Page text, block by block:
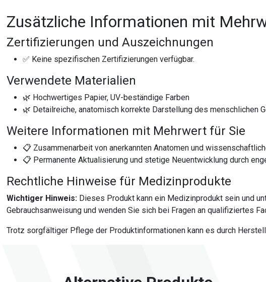
Zusätzliche Informationen mit
Zertifizierungen und Auszeichnungen
✅ Keine spezifischen Zertifizierungen verfügbar.
Verwendete Materialien
🌿 Hochwertiges Papier, UV-beständige Farben
🌿 Detailreiche, anatomisch korrekte Darstellung des menschlichen
Weitere Informationen mit Mehrwert für Sie
📋 Zusammenarbeit von anerkannten Anatomen und
📋 Permanente Aktualisierung und stetige Neuentwicklung durch
Rechtliche Hinweise für Medizinprodukte
Wichtiger Hinweis: Dieses Produkt kann ein Medizinprodukt sein und
Gebrauchsanweisung und wenden Sie sich bei Fragen an qualifiziertes
Trotz sorgfältiger Pflege der Produktinformationen kann es durch